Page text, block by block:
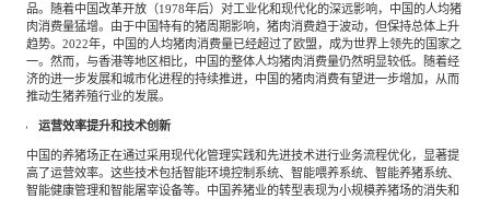
品。随着中国改革开放（1978年后）对工业化和现代化的深远影响，中国的人均猪
肉消费量猛增。由于中国特有的猪周期影响，猪肉消费趋于波动，但保持总体上升
趋势。2022年，中国的人均猪肉消费量已经超过了欧盟，成为世界上领先的国家之
一。然而，与香港等地区相比，中国的整体人均猪肉消费量仍然明显较低。随着经
济的进一步发展和城市化进程的持续推进，中国的猪肉消费有望进一步增加，从而
推动生猪养殖行业的发展。
运营效率提升和技术创新
中国的养猪场正在通过采用现代化管理实践和先进技术进行业务流程优化，显著提
高了运营效率。这些技术包括智能环境控制系统、智能喂养系统、智能养猪系统、
智能健康管理和智能屠宰设备等。中国养猪业的转型表现为小规模养猪场的消失和